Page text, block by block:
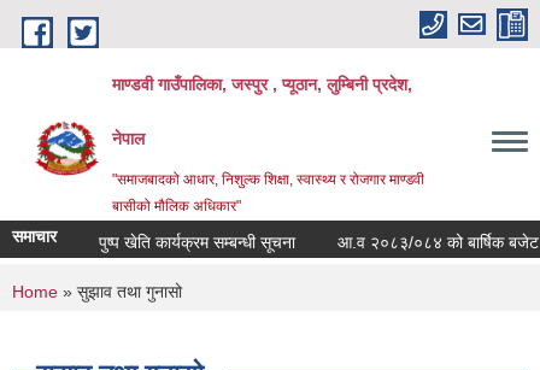
Skip to main content
माण्डवी गाउँपालिका, जस्पुर , प्यूठान, लुम्बिनी प्रदेश,
नेपाल
"समाजबादको आधार, निशुल्क शिक्षा, स्वास्थ्य र रोजगार माण्डवी
बासीको मौलिक अधिकार"
समाचार पुष्प खेति कार्यक्रम सम्बन्धी सूचना आ.व २०८३/०८४ को बार्षिक बजेट तथा
You are here
Home » सुझाव तथा गुनासो